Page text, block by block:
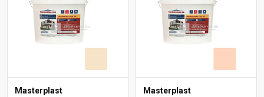
Masterplast
Masterplast